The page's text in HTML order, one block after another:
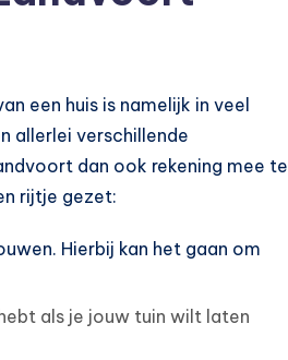
een huis is namelijk in veel
allerlei verschillende
dan ook rekening mee te
rijtje gezet:
Hierbij kan het gaan om
als je jouw tuin wilt laten